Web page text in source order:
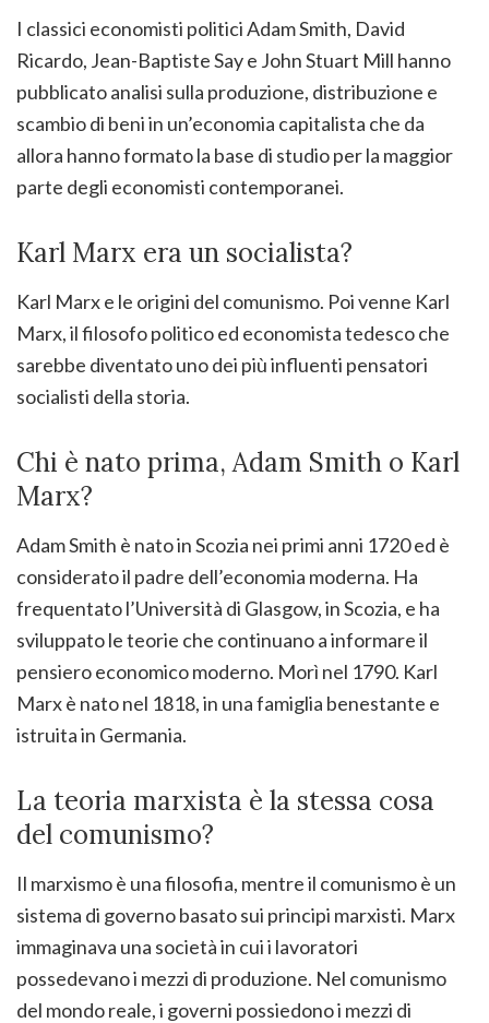
I classici economisti politici Adam Smith, David
Ricardo, Jean-Baptiste Say e John Stuart Mill hanno
pubblicato analisi sulla produzione, distribuzione e
scambio di beni in un’economia capitalista che da
allora hanno formato la base di studio per la maggior
parte degli economisti contemporanei.
Karl Marx era un socialista?
Karl Marx e le origini del comunismo. Poi venne Karl
Marx, il filosofo politico ed economista tedesco che
sarebbe diventato uno dei più influenti pensatori
socialisti della storia.
Chi è nato prima, Adam Smith o Karl
Marx?
Adam Smith è nato in Scozia nei primi anni 1720 ed è
considerato il padre dell’economia moderna. Ha
frequentato l’Università di Glasgow, in Scozia, e ha
sviluppato le teorie che continuano a informare il
pensiero economico moderno. Morì nel 1790. Karl
Marx è nato nel 1818, in una famiglia benestante e
istruita in Germania.
La teoria marxista è la stessa cosa
del comunismo?
Il marxismo è una filosofia, mentre il comunismo è un
sistema di governo basato sui principi marxisti. Marx
immaginava una società in cui i lavoratori
possedevano i mezzi di produzione. Nel comunismo
del mondo reale, i governi possiedono i mezzi di